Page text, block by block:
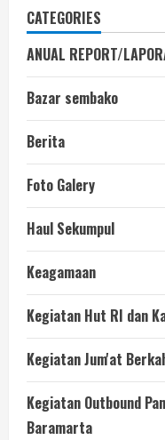
CATEGORIES
ANUAL REPORT/
Bazar sembako
Berita
Foto Galery
Haul Sekumpul
Keagamaan
Kegiatan Hut RI dan
Kegiatan Jum'at
Kegiatan Outbound
Baramarta